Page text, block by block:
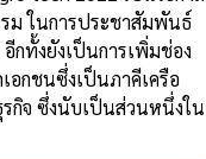
ม ในการประชาสัมพันธ์
กทั้งยังเป็นการเพิ่มช่อง
อกชนซึ่งเป็นภาคีเครือ
กิจ ซึ่งนับเป็นส่วนหนึ่งใน